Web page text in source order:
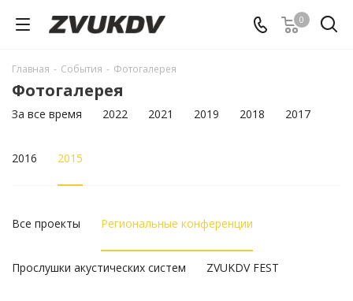
0
Главная - События - Фотогалерея
Фотогалерея
За все время 2022 2021 2019 2018 2017
2016 2015
Все проекты Региональные конференции
Прослушки акустических систем ZVUKDV FEST